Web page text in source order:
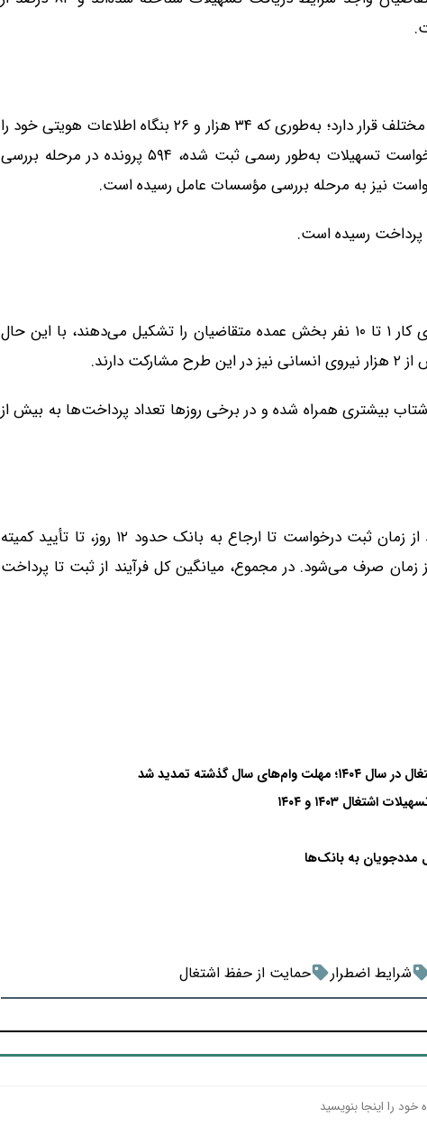
در حال حاضر فرآیند بررسی پرونده‌ها در مراحل مختلف قرار دارد؛ به‌طوری که ۳۴ هزار و ۲۶ بنگاه اطلاعات هویتی خود را
تأیید کرده‌اند. همچنین ۲ هزار و ۴۳۰ مورد درخواست تسهیلات به‌طور رسمی ثبت شده، ۵۹۴ پرونده در مرحله بررسی
بر اساس این گزارش، بنگاه‌های کوچک با نیروی کار ۱ تا ۱۰ نفر بخش عمده متقاضیان را تشکیل می‌دهند، با این حال
پرداخت تسهیلات در اواخر خرداد ۱۴۰۵ با شتاب بیشتری همراه شده و در برخی روزها تعداد پرداخت‌ها به بیش از
میانگین زمان پردازش پرونده‌ها نشان می‌دهد از زمان ثبت درخواست تا ارجاع به بانک حدود ۱۲ روز، تا تأیید کمیته
۳۱ روز و تا پرداخت نهایی حدود ۲۹ روز زمان صرف می‌شود. در مجموع، میانگین کل فرآیند از ثبت تا پرداخت
۱۴۰۳ و ۱۴۰۴
مددجویان به بانک‌ها
شرایط اضطرار حمایت از حفظ اشتغال